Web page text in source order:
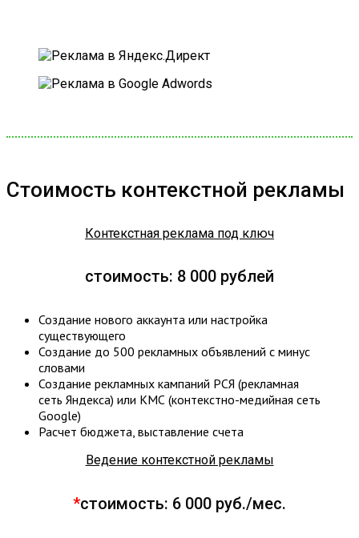
Стоимость контекстной рекламы
Контекстная реклама под ключ
стоимость: 8 000 рублей
Создание нового аккаунта или настройка
существующего
Создание до 500 рекламных объявлений с минус
словами
Создание рекламных кампаний РСЯ (рекламная
сеть Яндекса) или КМС (контекстно-медийная сеть
Google)
Расчет бюджета, выставление счета
Ведение контекстной рекламы
*стоимость: 6 000 руб./мес.